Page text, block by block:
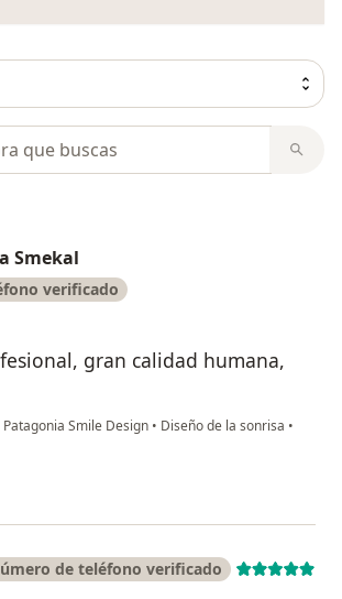
Smekal
verificado
gran calidad humana,
Patagonia Smile Design • Diseño de la sonrisa •
María Laura Smekal
de teléfono verificado